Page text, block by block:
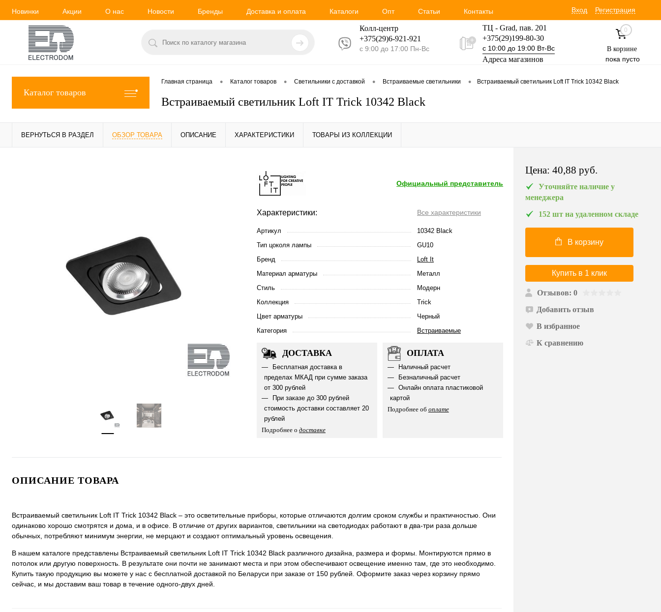
Новинки Акции О нас Новости Бренды Доставка и оплата Каталоги Опт Статьи Контакты Вход Регистрация
Колл-центр
+375(29)6-921-921
с 9:00 до 17:00 Пн-Вс
ТЦ - Grad, пав. 201
+375(29)199-80-30
с 10:00 до 19:00 Вт-Вс
Адреса магазинов
+375(29)354-30-60
0
В корзине
пока пусто
Каталог товаров
Главная страница • Каталог товаров • Светильники с доставкой • Встраиваемые светильники • Встраиваемый светильник Loft IT Trick 10342 Black
Встраиваемый светильник Loft IT Trick 10342 Black
ВЕРНУТЬСЯ В РАЗДЕЛ ОБЗОР ТОВАРА ОПИСАНИЕ ХАРАКТЕРИСТИКИ ТОВАРЫ ИЗ КОЛЛЕКЦИИ
Официальный представитель
Характеристики: Все характеристики
Артикул
10342 Black
Тип цоколя лампы
GU10
Бренд
Loft It
Материал арматуры
Металл
Стиль
Модерн
Коллекция
Trick
Цвет арматуры
Черный
Категория
Встраиваемые
ДОСТАВКА
Бесплатная доставка в
пределах МКАД при сумме заказа
от 300 рублей
При заказе до 300 рублей
стоимость доставки составляет 20
рублей
Подробнее о доставке
ОПЛАТА
Наличный расчет
Безналичный расчет
Онлайн оплата пластиковой
картой
Подробнее об оплате
ОПИСАНИЕ ТОВАРА
Встраиваемый светильник Loft IT Trick 10342 Black ‒ это осветительные приборы, которые отличаются долгим сроком службы и практичностью. Они
одинаково хорошо смотрятся и дома, и в офисе. В отличие от других вариантов, светильники на светодиодах работают в два-три раза дольше
обычных, потребляют минимум энергии, не мерцают и создают оптимальный уровень освещения.
В нашем каталоге представлены Встраиваемый светильник Loft IT Trick 10342 Black различного дизайна, размера и формы. Монтируются прямо в
потолок или другую поверхность. В результате они почти не занимают места и при этом обеспечивают освещение именно там, где это необходимо.
Купить такую продукцию вы можете у нас с бесплатной доставкой по Беларуси при заказе от 150 рублей. Оформите заказ через корзину прямо
сейчас, и мы доставим ваш товар в течение одного-двух дней.
Цена: 40,88 pуб.
Уточняйте наличие у
менеджера
152 шт на удаленном складе
В корзину
Купить в 1 клик
Отзывов: 0
Добавить отзыв
В избранное
К сравнению